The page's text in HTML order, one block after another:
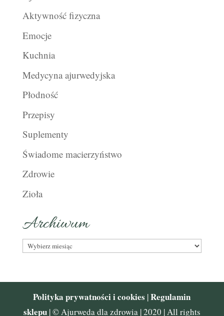
Aktywność fizyczna
Emocje
Kuchnia
Medycyna ajurwedyjska
Płodność
Przepisy
Suplementy
Świadome macierzyństwo
Zdrowie
Zioła
Archiwum
Archiwum
Polityka prywatności i cookies |Regulamin
sklepu | © Ajurweda dla zdrowia | 2020 | All rights